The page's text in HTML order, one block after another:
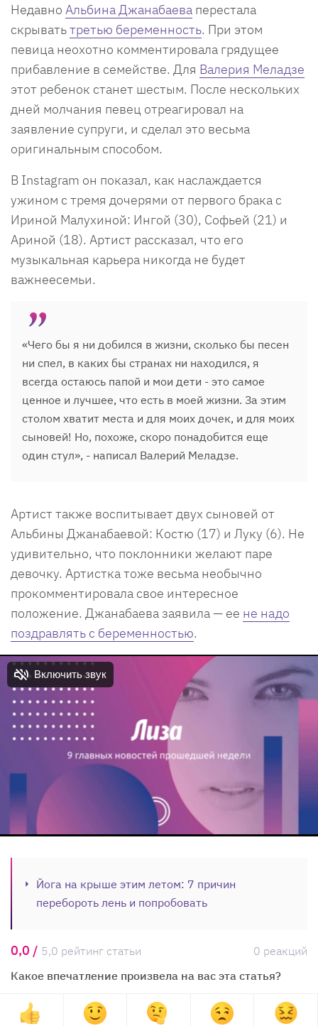
Недавно Альбина Джанабаева перестала
скрыватьтретью беременность. При этом
певица неохотно комментировала грядущее
прибавление в семействе. Для Валерия Меладзе
этот ребенок станет шестым. После нескольких
дней молчания певец отреагировал на
заявление супруги, и сделал это весьма
оригинальным способом.
В Instagram он показал, как наслаждается
ужином с тремя дочерями от первого брака с
Ириной Малухиной: Ингой (30), Софьей (21) и
Ариной (18). Артист рассказал, что его
музыкальная карьера никогда не будет
важнеесемьи.
«Чего бы я ни добился в жизни, сколько бы песен
ни спел, в каких бы странах ни находился, я
всегда остаюсь папой и мои дети - это самое
ценное и лучшее, что есть в моей жизни. За этим
столом хватит места и для моих дочек, и для моих
сыновей! Но, похоже, скоро понадобится еще
один стул», - написал Валерий Меладзе.
Артист также воспитывает двух сыновей от
Альбины Джанабаевой: Костю (17) и Луку (6). Не
удивительно, что поклонники желают паре
девочку. Артистка тоже весьма необычно
прокомментировала свое интересное
положение. Джанабаева заявила — ее не надо
поздравлять с беременностью.
Йога на крыше этим летом: 7 причин
перебороть лень и попробовать
0,0 / 5,0 рейтинг статьи
0 реакций
Какое впечатление произвела на вас эта статья?